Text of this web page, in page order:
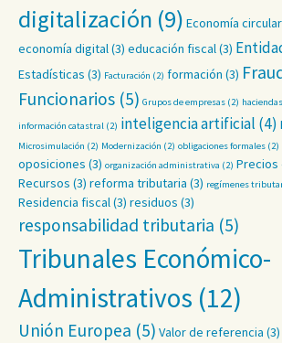
digitalización (9) Economía circular
economía digital(3) educación fiscal(3)
Estadísticas (3) Facturación (2) formación (3)
Funcionarios (5) Grupos de empresas (2)
información catastral (2) inteligencia artificial (4)
Microsimulación (2) Modernización (2) obligaciones formales (2)
oposiciones (3) organización administrativa (2) Precios
Recursos (3) reforma tributaria (3) regímenes
Residencia fiscal(3) residuos (3)
responsabilidad tributaria (5)
Tribunales Económico-
Administrativos (12)
Unión Europea (5) Valor de referencia (3)